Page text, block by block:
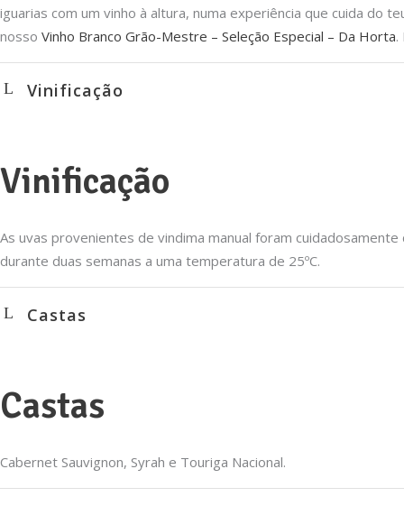
iguarias com um vinho à altura, numa experiência que cuida
nosso Vinho Branco Grão-Mestre – Seleção Especial – Da Horta.
Vinificação
Vinificação
As uvas provenientes de vindima manual foram
durante duas semanas a uma temperatura de 25ºC.
Castas
Castas
Cabernet Sauvignon, Syrah e Touriga Nacional.